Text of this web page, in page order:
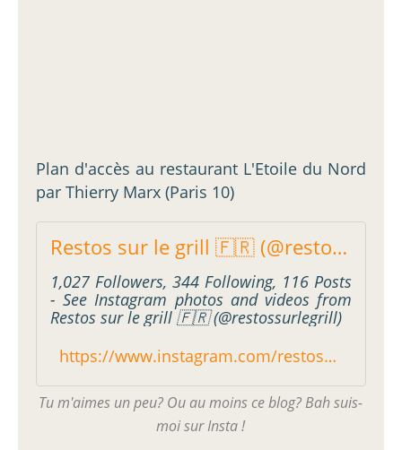
Plan d'accès au restaurant L'Etoile du Nord
par Thierry Marx (Paris 10)
Restos sur le grill 🇫🇷 (@restossurlegrill) * Instagram photos and videos
1,027 Followers, 344 Following, 116 Posts
- See Instagram photos and videos from
Restos sur le grill 🇫🇷 (@restossurlegrill)
https://www.instagram.com/restossurlegrill/
Tu m'aimes un peu? Ou au moins ce blog? Bah suis-
moi sur Insta !